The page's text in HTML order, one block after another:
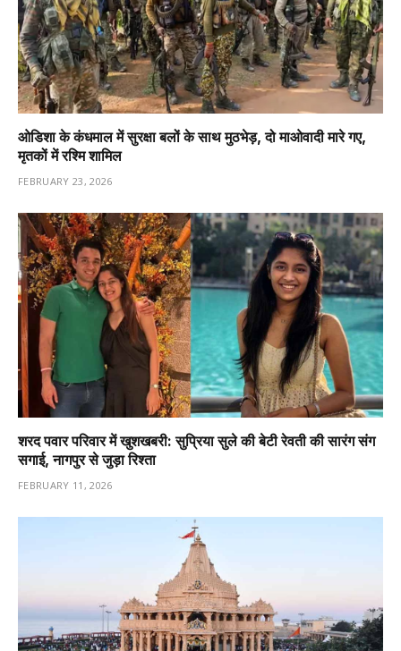
ओडिशा के कंधमाल में सुरक्षा बलों के साथ मुठभेड़, दो माओवादी मारे गए,
मृतकों में रश्मि शामिल
FEBRUARY 23, 2026
शरद पवार परिवार में खुशखबरी: सुप्रिया सुले की बेटी रेवती की सारंग संग
सगाई, नागपुर से जुड़ा रिश्ता
FEBRUARY 11, 2026